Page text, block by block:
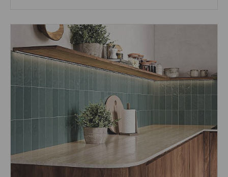
Стили: Под камень; Геометрия, орнамент;
Цвета: